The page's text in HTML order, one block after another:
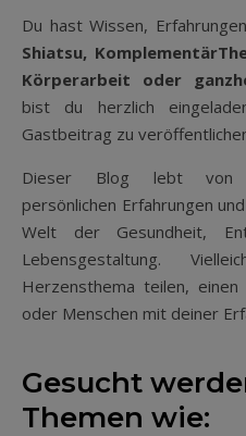
Du hast Wissen,
Shiatsu,
Körperarbeit oder
bist du herzlich
Gastbeitrag zu
Dieser Blog lebt von
persönlichen Erfahrungen
Welt der Gesundheit,
Lebensgestaltung.
Herzensthema teilen,
oder Menschen mit deiner
Gesucht
Themen wie: